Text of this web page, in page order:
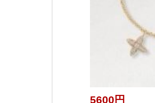
5600円